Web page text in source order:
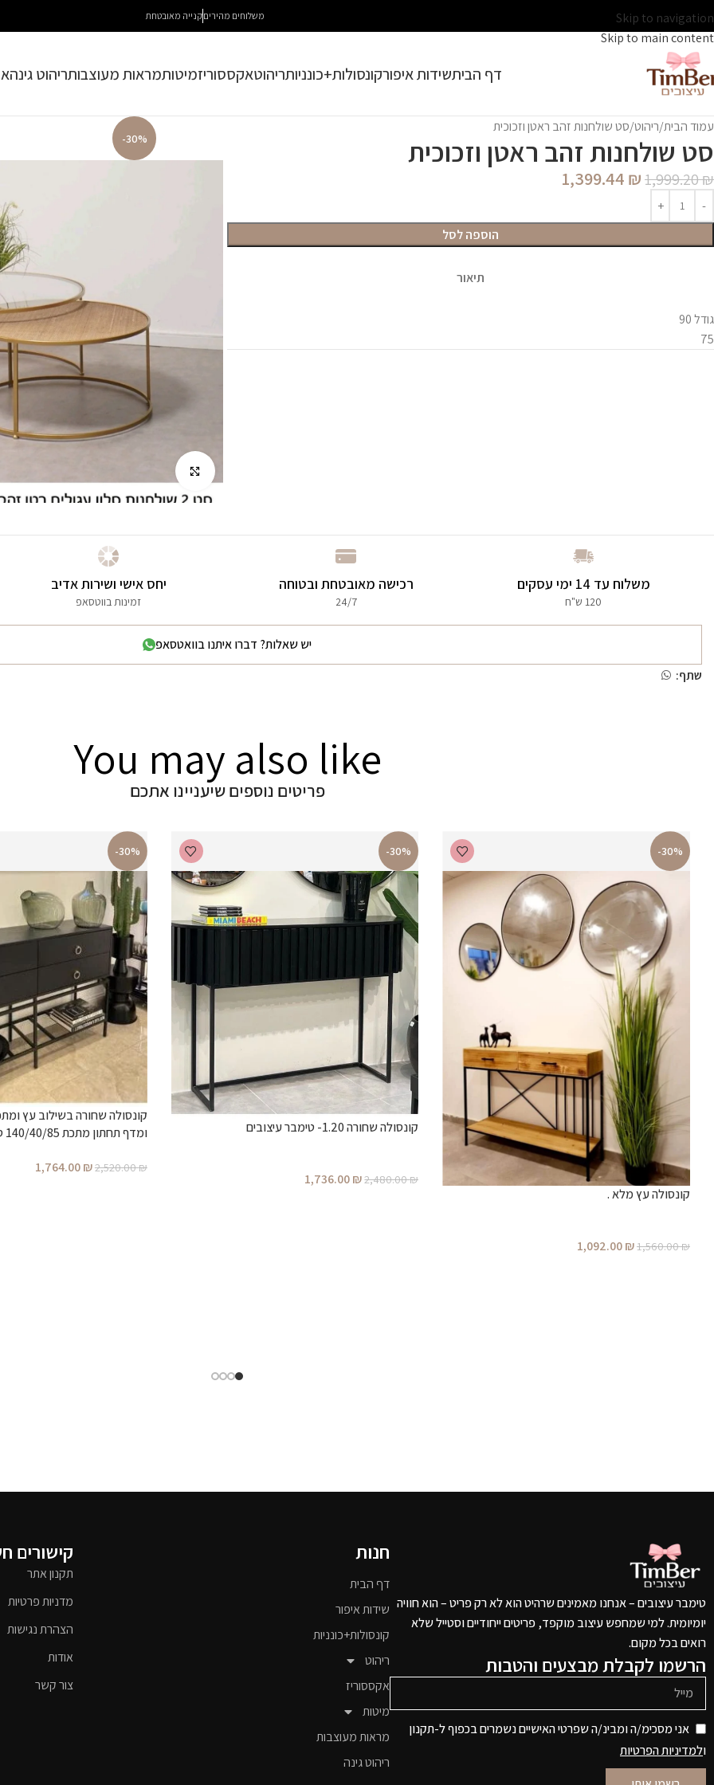
Skip to navigation
Skip to main content
משלוחים מהיריםקנייה מאובטחת
דף הביתשידות איפורקונסולות+כונניותריהוטאקססוריזמיטותמראות מעוצבותריהוט גינה
עמוד הבית ריהוט סט שולחנות זהב ראטן וזכוכית
סט שולחנות זהב ראטן וזכוכית
1,999.20₪
1,399.44 ₪
הוספה לסל
תיאור
גודל 90
75
-30%
משלוח עד 14 ימי עסקים
120 ש"ח
רכישה מאובטחת ובטוחה
24/7
יחס אישי ושירות אדיב
זמינות בווטסאפ
יש שאלות? דברו איתנו בוואטסאפ
שתף:
You may also like
פריטים נוספים שיעניינו אתכם
-30%
קונסולה עץ מלא .
1,560.00₪
1,092.00₪
-30%
קונסולה שחורה 1.20- טימבר עיצובים
2,480.00₪
1,736.00₪
-30%
ומדף תחתון מתכת 140/40/85 ס”מ
2,520.00₪
1,764.00₪
טימבר עיצובים – אנחנו מאמינים שרהיט הוא לא רק פריט – הוא חוויה
יומיומית. למי שמחפש עיצוב מוקפד, פריטים ייחודיים וסטייל שלא
רואים בכל מקום.
הרשמו לקבלת מבצעים והטבות
אני מסכימ/ה ומבינ/ה שפרטי האישיים נשמרים בכפוף ל-תקנון
ולמדיניות הפרטיות
חנות
דף הבית
שידות איפור
קונסולות+כונניות
ריהוט
אקססוריז
מיטות
מראות מעוצבות
ריהוט גינה
קישורים
תקנון אתר
מדניות פרטיות
הצהרת נגישות
אודות
צור קשר